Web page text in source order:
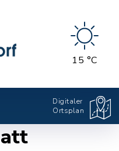
15 °C
Digitaler
Ortsplan